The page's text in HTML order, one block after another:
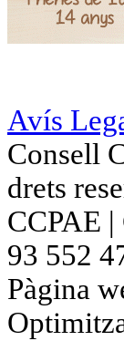
Avís
Consell
drets
CCPAE
93 552
Pàgina